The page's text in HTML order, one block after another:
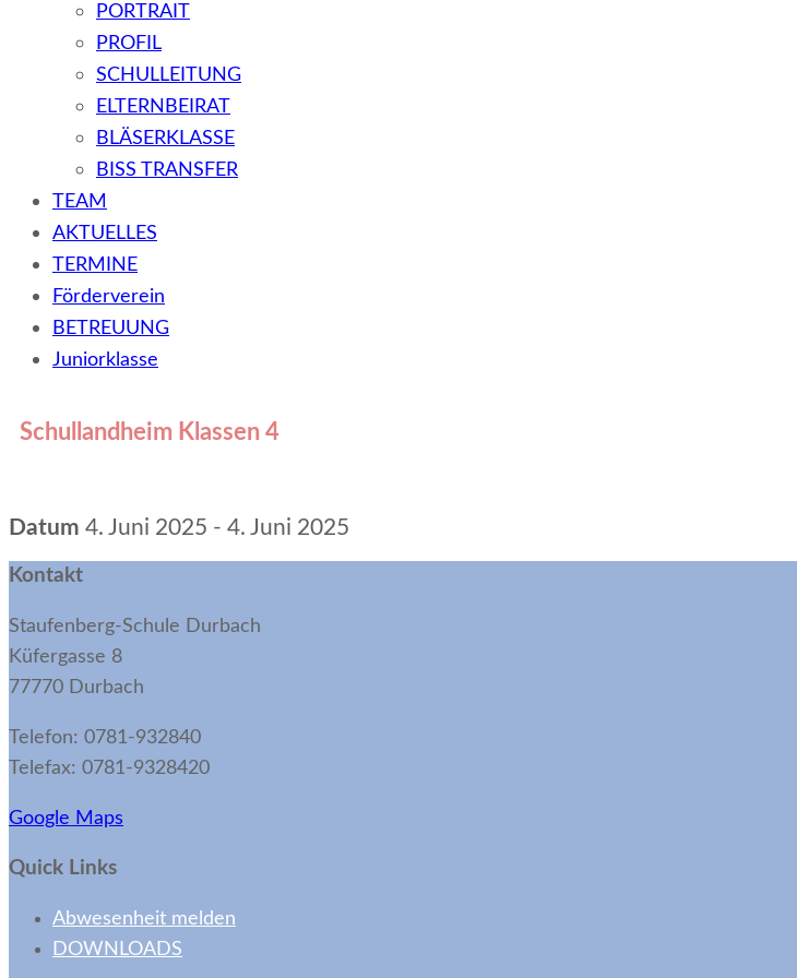
PORTRAIT
PROFIL
SCHULLEITUNG
ELTERNBEIRAT
BLÄSERKLASSE
BISS TRANSFER
TEAM
AKTUELLES
TERMINE
Förderverein
BETREUUNG
Juniorklasse
Schullandheim Klassen 4
Datum 4. Juni 2025 - 4. Juni 2025
Kontakt
Staufenberg-Schule Durbach
Küfergasse 8
77770 Durbach
Telefon: 0781-932840
Telefax: 0781-9328420
Google Maps
Quick Links
Abwesenheit melden
DOWNLOADS